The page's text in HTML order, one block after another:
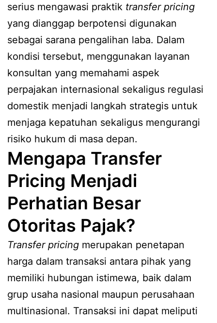
serius mengawasi praktik transfer pricing
yang dianggap berpotensi digunakan
sebagai sarana pengalihan laba. Dalam
kondisi tersebut, menggunakan layanan
konsultan yang memahami aspek
perpajakan internasional sekaligus regulasi
domestik menjadi langkah strategis untuk
menjaga kepatuhan sekaligus mengurangi
risiko hukum di masa depan.
Mengapa Transfer
Pricing Menjadi
Perhatian Besar
Otoritas Pajak?
Transfer pricing merupakan penetapan
harga dalam transaksi antara pihak yang
memiliki hubungan istimewa, baik dalam
grup usaha nasional maupun perusahaan
multinasional. Transaksi ini dapat meliputi